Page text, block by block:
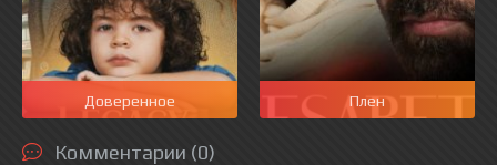
Доверенное Плен
Комментарии (0)